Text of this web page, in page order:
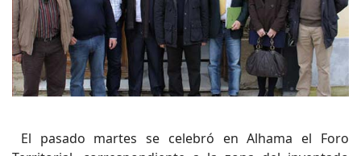
El pasado martes se celebró en Alhama el Foro